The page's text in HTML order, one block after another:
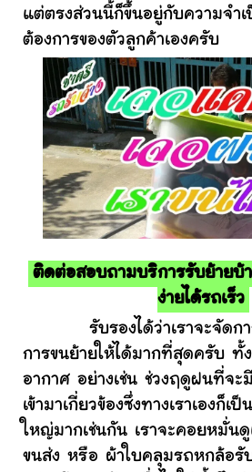
แต่ตรงส่วนนี้ก็ขึ้นอยู่กับความจำ
ต้องการของตัวลูกค้าเองครับ
ติดต่อสอบถามบริการรับย้ายบ้
ง่ายได้รถเร็ว
รับรองได้ว่าเราจะจัดการ
การขนย้ายให้ได้มากที่สุดครับ ทั้
อากาศ อย่างเช่น ช่วงฤดูฝนที่จะ
เข้ามาเกี่ยวข้องซึ่งทางเราเองก็
ใหญ่มากเช่นกัน เราจะคอยหมั่น
ขนส่ง หรือ ผ้าใบคลุมรถหกล้อรั